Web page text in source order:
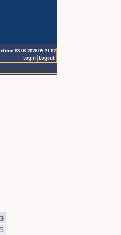
08.08.2026 05:21:02
Logout
Login